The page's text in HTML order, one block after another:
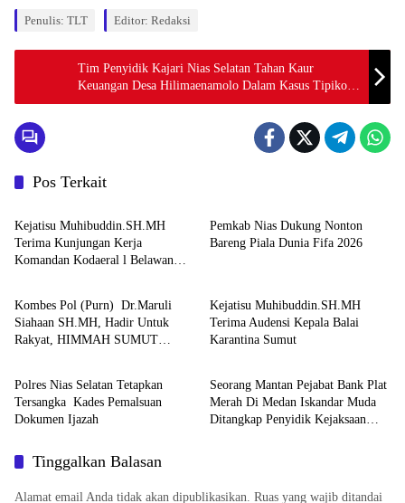
Penulis: TLT Editor: Redaksi
Tim Penyidik Kajari Nias Selatan Tahan Kaur
Keuangan Desa Hilimaenamolo Dalam Kasus Tipikor
Rugikan Negara Rp.965 Milyar TA 2020-2022
Pos Terkait
Uncategorized
Kejatisu Muhibuddin.SH.MH
Terima Kunjungan Kerja
Komandan Kodaeral l Belawan
Pemkab Nias Dukung Nonton
Bareng Piala Dunia Fifa 2026
Uncategorized
Kombes Pol (Purn) Dr.Maruli
Siahaan SH.MH, Hadir Untuk
Rakyat, HIMMAH SUMUT
Tanah Padang Halaban Labuhan
Batu
Kejatisu Muhibuddin.SH.MH
Terima Audensi Kepala Balai
Karantina Sumut
Berita
Polres Nias Selatan Tetapkan
Tersangka Kades Pemalsuan
Dokumen Ijazah
Tipikor
Seorang Mantan Pejabat Bank Plat
Merah Di Medan Iskandar Muda
Ditangkap Penyidik Kejaksaan
Tinggalkan Balasan
Alamat email Anda tidak akan dipublikasikan. Ruas yang wajib ditandai